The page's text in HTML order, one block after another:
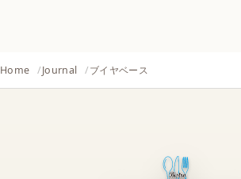
Home Journal ブイヤベース